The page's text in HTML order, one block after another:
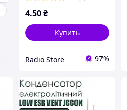
4.50₴
Купить
Radio Store 97%